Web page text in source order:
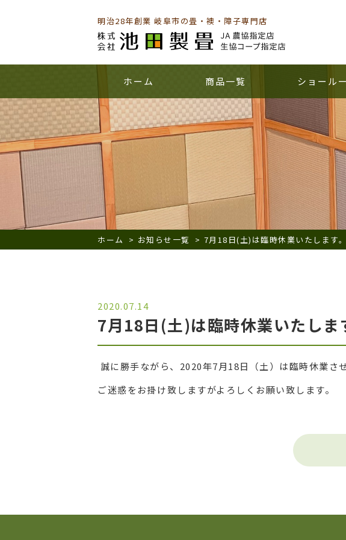
明治28年創業 岐阜市の畳・襖・障子専門店
ホーム 商品一覧 ショール
ホーム > お知らせ一覧 > 7月18日(土)は臨時休業いたします。
2020.07.14
7月18日(土)は臨時休業いたしま
誠に勝手ながら、2020年7月18日（土）は臨時休業さ
ご迷惑をお掛け致しますがよろしくお願い致します。